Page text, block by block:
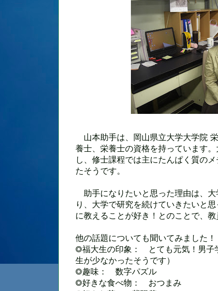
山本助手は、岡山県立大学大学院
養士、栄養士の資格を持っています
し、修士課程では主にたんぱく質の
たそうです。
助手になりたいと思った理由は、
り、大学で研究を続けていきたいと
に教えることが好き！とのことで、
他の話題についても聞いてみました！
◎福大生の印象： とても元気！男子
生が少なかったそうです）
◎趣味： 数字パズル
◎好きな食べ物： おつまみ